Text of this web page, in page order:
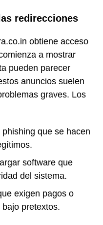
redirecciones
obtiene acceso
a mostrar
pueden parecer
anuncios suelen
graves. Los
que se hacen
software que
del sistema.
exigen pagos o
pretextos.